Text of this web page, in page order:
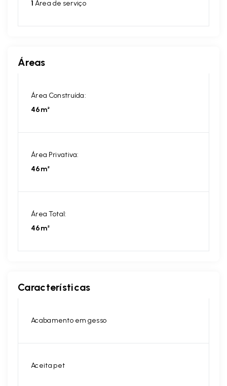
1 Área de serviço
Áreas
Área Construída:
46m²
Área Privativa:
46m²
Área Total:
46m²
Características
Acabamento em gesso
Aceita pet